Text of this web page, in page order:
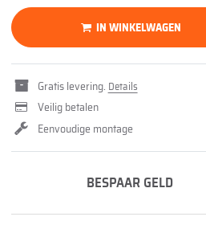
IN WINKELWAGEN
Gratis levering. Details
Veilig betalen
Eenvoudige montage
BESPAAR GELD